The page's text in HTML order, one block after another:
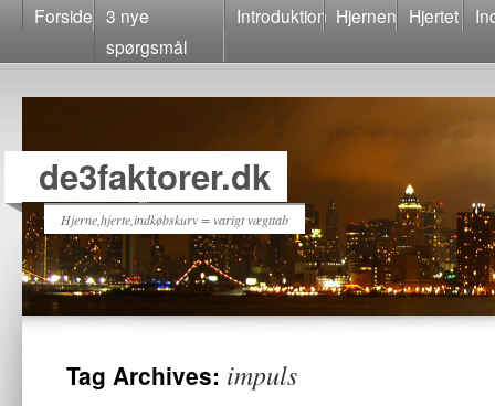
Forside 3 nye
spørgsmål
Introduktion Hjernen Hjertet
de3faktorer.dk
Hjerne,hjerte,indkøbskurv = varigt vægttab
Tag Archives: impuls